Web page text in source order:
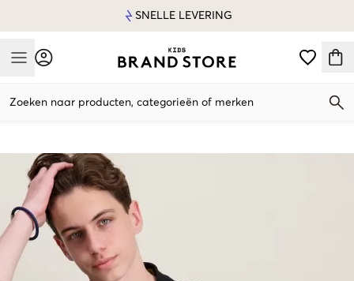
SNELLE LEVERING
Mobile Menu
Zoeken naar producten, categorieën of merken